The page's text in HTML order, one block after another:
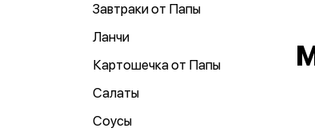
Завтраки от Папы
Ланчи
Картошечка от Папы
Салаты
Соусы